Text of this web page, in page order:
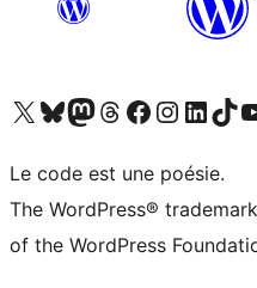
Visitez notre compte X (précédemment Twitter)
Visiter notre compte Bluesky
Visiter notre compte Mastodon
Visiter notre compte Threads
Consulter notre compte Facebook
Consulter notre compte
Consulter notre
Visiter notre
Le code est une poésie.
The WordPress®
of the WordPress